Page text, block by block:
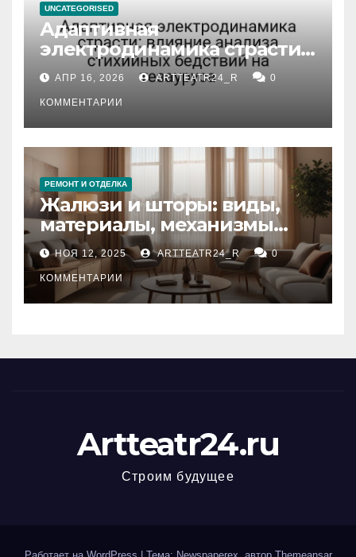
UNCATEGORISED
Адаптивная
электродинамика страсти:
влияние анализа
стихийных бедствий на
тезауруса
АПР 16, 2026 ARTTEATR24_R 0
КОММЕНТАРИИ
РЕМОНТ И ОТДЕЛКА
Жалюзи и шторы: виды,
материалы, механизмы
управления и уход
НОЯ 12, 2025 ARTTEATR24_R 0
КОММЕНТАРИИ
Artteatr24.ru
Строим будущее